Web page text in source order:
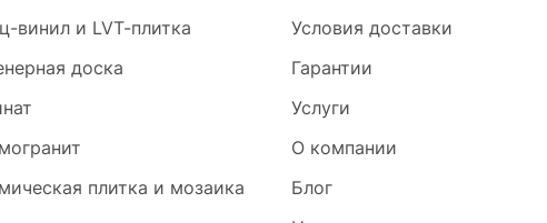
винил и LVT-плитка
доска
плитка и мозаика
Условия доставки
Гарантии
Услуги
О компании
Блог